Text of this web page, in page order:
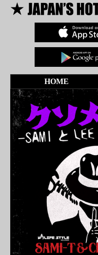
HOME